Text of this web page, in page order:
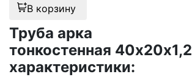
В корзину
Труба арка
тонкостенная 40х20х1,2
характеристики: